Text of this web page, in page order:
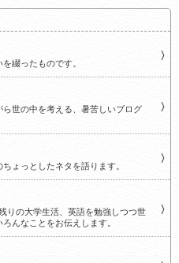
綴ったものです。
世の中を考える、暑苦しいブログ
ょっとしたネタを語ります。
りの大学生活、英語を勉強しつつ世
んなことをお伝えします。